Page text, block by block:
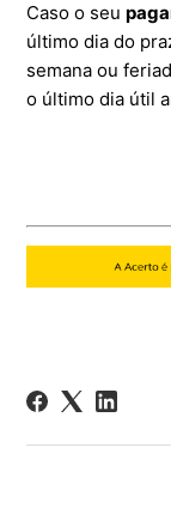
Caso o seu
último dia do
semana ou
o último dia útil